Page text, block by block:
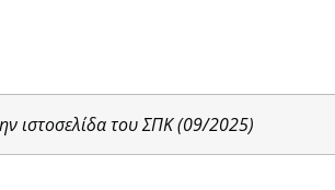
ιστοσελίδα του ΣΠΚ (09/2025)